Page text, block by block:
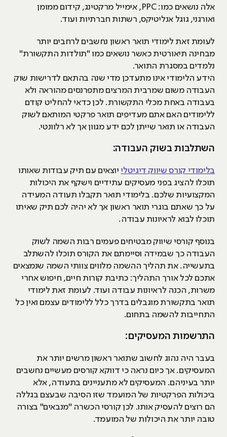
אלה נושאים כמו: PPC, אימייל מרקטינג, קידום ממומן
ואורגני, גוגל אנליטיקס, רשתות חברתיות ועוד.
לעומת זאת לימודי תואר ראשון נחשבים לרחבים יותר
מבחינה תיאורטית כאשר נושאים כמו "תולדות התקשורת"
נלמדים במסגרת התואר.
הידע הלימודי אינו מתעדכן מדי שנה בהתאם לדרישות שוק
העבודה משום שמרבית המרצים מתפרנסים מהוראה ולא
בעבודה באחת מכלי התקשורת. לכן כדאי להחליט קודם
ללימודים האם אתם מעדיפים תואר פרקטי המותאם לשוק
העבודה או תואר שייתן לכם ידע מגוון אך לא רלוונטי.
השתלבות בשוק העבודה:
בלימודי קורס שיווק דיגיטלי יוצאים עם תיק עבודות שאותו
תוכלו להציג בפני מעסיקים עתידיים וישקף את היכולות
המקצועיות שלכם. בלימודי תואר תקבלו תעודה המעידה
על כך שאתם בוגרי תואר ראשון אך לא יהיה לכם תיק שאיתו
תוכלו לבוא לראיונות עבודה.
בנוסף קורסי שיווק מבטיחים פעמים רבות השמה לשוק
העבודה כך שבמידה וסיימתם את הקורס תוכלו להשתלב
בתעשייה. את תהליך ההשמה מלווים צוותי השמה שנמצאים
אתכם לכל אורך התהליך: כתיבת קורות חיים, חיפוש אחרי
משרות, הכנה לראיונות עבודה ועוד. לעומת זאת לימודי
תואר בתקשורת מוגבלים בדרך כלל ללימודים עצמם ואין כל
התחייבות להשמה בתחום.
התרשמות המעסיקים:
בעבר היה נהוג לחשוב שתואר ראשון מרשים יותר את
המעסיקים. אך כיום נראה כי דווקא קורסים מעשיים נחשבים
יותר בעיניהם. המעסיקים לא מתעניינים בתעודה, אלא
ביכולות הפרקטיות של המועמד שזו הסיבה שבעצם בגללה
הם רוצים להעסיק אותו. לכן קורסי הכשרה "מנבאים" בצורה
טובה יותר את היכולות של המועמד.